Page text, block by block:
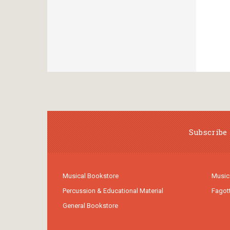
Musical Bookstore
Percussion & Educational Material
General Bookstore